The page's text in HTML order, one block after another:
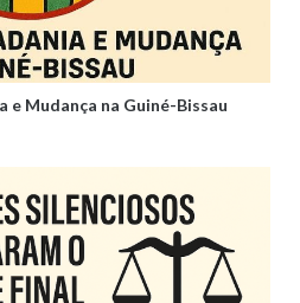
e Mudança na Guiné-Bissau